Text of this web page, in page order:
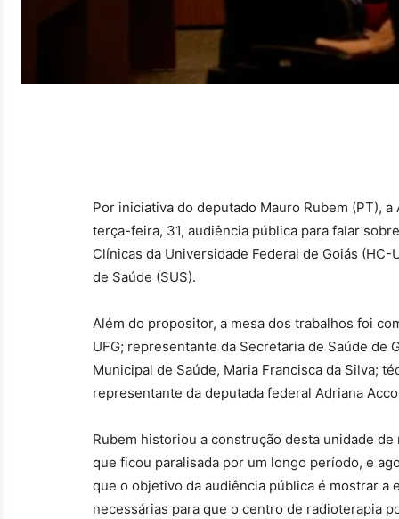
Por iniciativa do deputado Mauro Rubem (PT),
terça-feira, 31, audiência pública para falar
Clínicas da Universidade Federal de Goiás
de Saúde (SUS).
Além do propositor, a mesa dos trabalhos foi
UFG; representante da Secretaria de Saúde de
Municipal de Saúde, Maria Francisca da Silva;
representante da deputada federal Adriana
Rubem historiou a construção desta unidade
que ficou paralisada por um longo período, e
que o objetivo da audiência pública é mostrar
necessárias para que o centro de radioterapia